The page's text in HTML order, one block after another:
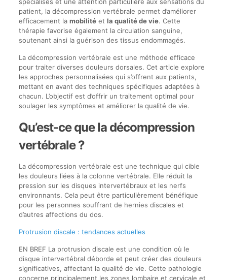
patient, la décompression vertébrale permet d’améliorer
efficacement la mobilitéet la qualité de vie. Cette
thérapie favorise également la circulation sanguine,
soutenant ainsi la guérison des tissus endommagés.
La décompression vertébrale est une méthode efficace
pour traiter diverses douleurs dorsales. Cet article explore
les approches personnalisées qui s’offrent aux patients,
mettant en avant des techniques spécifiques adaptées à
chacun. L’objectif est d’offrir un traitement optimal pour
soulager les symptômes et améliorer la qualité de vie.
Qu’est-ce que la décompression
vertébrale ?
La décompression vertébrale est une technique qui cible
les douleurs liées à la colonne vertébrale. Elle réduit la
pression sur les disques intervertébraux et les nerfs
environnants. Cela peut être particulièrement bénéfique
pour les personnes souffrant de hernies discales et
d’autres affections du dos.
Protrusion discale : tendances actuelles
EN BREF La protrusion discale est une condition où le
disque intervertébral déborde et peut créer des douleurs
significatives, affectant la qualité de vie. Cette pathologie
concerne principalement les zones lombaire et cervicale et